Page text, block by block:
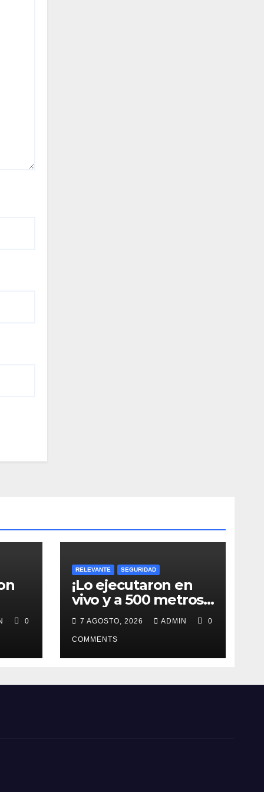
0
RELEVANTE SEGURIDAD
¡Lo ejecutaron en
vivo y a 500 metros
de fiscalía!
7 AGOSTO, 2026 ADMIN 0
COMMENTS